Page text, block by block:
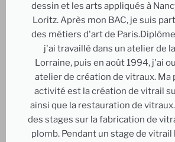
dessin et les arts appliqués à
Loritz. Après mon BAC, je suis
des métiers d'art de
j'ai travaillé dans un atelier de
Lorraine, puis en août 1994, j'ai
atelier de création de vitraux. Ma
activité est la création de vitrail
ainsi que la restauration de
des stages sur la fabrication de
plomb. Pendant un stage de